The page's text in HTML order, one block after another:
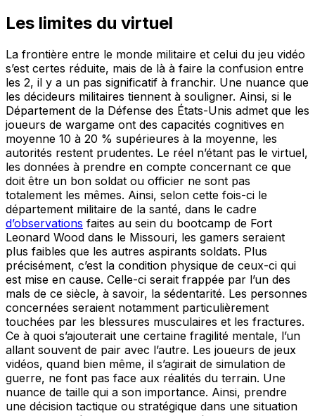
Les limites du virtuel
La frontière entre le monde militaire et celui du jeu vidéo
s’est certes réduite, mais de là à faire la confusion entre
les 2, il y a un pas significatif à franchir. Une nuance que
les décideurs militaires tiennent à souligner. Ainsi, si le
Département de la Défense des États-Unis admet que les
joueurs de wargame ont des capacités cognitives en
moyenne 10 à 20 % supérieures à la moyenne, les
autorités restent prudentes. Le réel n’étant pas le virtuel,
les données à prendre en compte concernant ce que
doit être un bon soldat ou officier ne sont pas
totalement les mêmes. Ainsi, selon cette fois-ci le
département militaire de la santé, dans le cadre
d’observations faites au sein du bootcamp de Fort
Leonard Wood dans le Missouri, les gamers seraient
plus faibles que les autres aspirants soldats. Plus
précisément, c’est la condition physique de ceux-ci qui
est mise en cause. Celle-ci serait frappée par l’un des
mals de ce siècle, à savoir, la sédentarité. Les personnes
concernées seraient notamment particulièrement
touchées par les blessures musculaires et les fractures.
Ce à quoi s’ajouterait une certaine fragilité mentale, l’un
allant souvent de pair avec l’autre. Les joueurs de jeux
vidéos, quand bien même, il s’agirait de simulation de
guerre, ne font pas face aux réalités du terrain. Une
nuance de taille qui a son importance. Ainsi, prendre
une décision tactique ou stratégique dans une situation